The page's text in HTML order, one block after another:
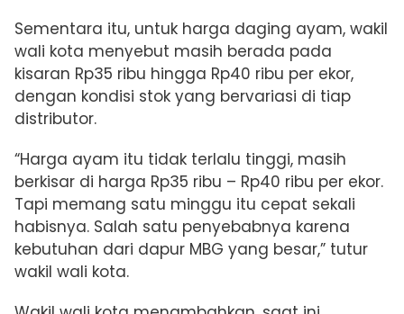
Sementara itu, untuk harga daging ayam, wakil
wali kota menyebut masih berada pada
kisaran Rp35 ribu hingga Rp40 ribu per ekor,
dengan kondisi stok yang bervariasi di tiap
distributor.
“Harga ayam itu tidak terlalu tinggi, masih
berkisar di harga Rp35 ribu – Rp40 ribu per ekor.
Tapi memang satu minggu itu cepat sekali
habisnya. Salah satu penyebabnya karena
kebutuhan dari dapur MBG yang besar,” tutur
wakil wali kota.